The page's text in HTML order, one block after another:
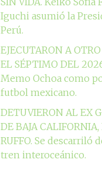
Iguchi asumió la
Perú.
EJECUTARON A
EL SÉPTIMO DEL
Memo Ochoa como
futbol mexicano.
DETUVIERON AL EX
DE BAJA CALIFORNIA,
RUFFO. Se descarriló
tren interoceánico.